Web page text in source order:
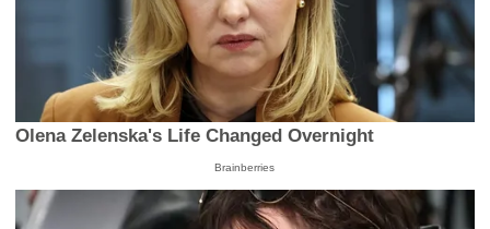
Olena Zelenska's Life Changed Overnight
Brainberries